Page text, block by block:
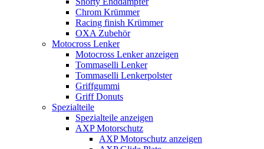
Chrom Krümmer
Racing finish Krümmer
OXA Zubehör
Motocross Lenker
Motocross Lenker anzeigen
Tommaselli Lenker
Tommaselli Lenkerpolster
Griffgummi
Griff Donuts
Spezialteile
Spezialteile anzeigen
AXP Motorschutz
AXP Motorschutz anzeigen